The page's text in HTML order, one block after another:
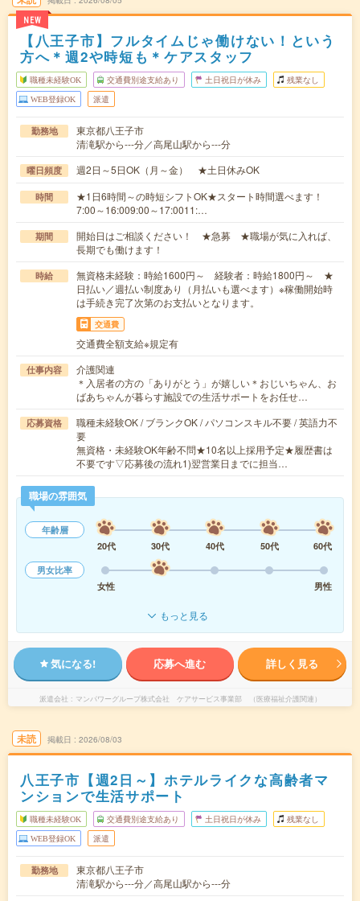
NEW
【八王子市】フルタイムじゃ働けない！という
方へ＊週2や時短も＊ケアスタッフ
職種未経験OK 交通費別途支給あり 土日祝日が休み 残業なし
WEB登録OK 派遣
勤務地
東京都八王子市
清滝駅から---分／高尾山駅から---分
曜日頻度 週2日～5日OK（月～金） ★土日休みOK
時間
★1日6時間～の時短シフトOK★スタート時間選べます！
7:00～16:009:00～17:0011:…
期間
開始日はご相談ください！ ★急募 ★職場が気に入れば、
長期でも働けます！
時給
無資格未経験：時給1600円～ 経験者：時給1800円～ ★
日払い／週払い制度あり（月払いも選べます）※稼働開始時
は手続き完了次第のお支払いとなります。
交通費
交通費全額支給※規定有
仕事内容
介護関連
＊入居者の方の「ありがとう」が嬉しい＊おじいちゃん、お
ばあちゃんが暮らす施設での生活サポートをお任せ…
応募資格
職種未経験OK / ブランクOK / パソコンスキル不要 / 英語力不
要
無資格・未経験OK年齢不問★10名以上採用予定★履歴書は
不要です▽応募後の流れ1)翌営業日までに担当…
職場の雰囲気
年齢層
20代
30代 40代 50代
60代
男女比率
女性
男性
もっと見る
気になる! 応募へ進む 詳しく見る
派遣会社 マンパワーグループ株式会社 ケアサービス事業部 （医療福祉介護関連）
未読 掲載日 2026/08/03
八王子市【週2日～】ホテルライクな高齢者マ
ンションで生活サポート
職種未経験OK 交通費別途支給あり 土日祝日が休み 残業なし
WEB登録OK 派遣
勤務地
東京都八王子市
清滝駅から---分／高尾山駅から---分